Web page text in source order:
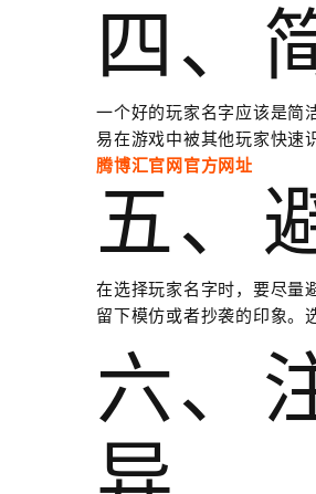
四、
一个好的玩家名字应该是简
易在游戏中被其他玩家快速
腾博汇官网官方网址
五、
在选择玩家名字时，要尽量
留下模仿或者抄袭的印象。
六、